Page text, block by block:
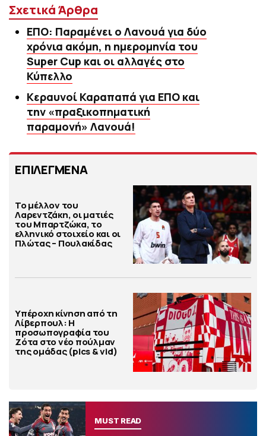
Σχετικά Άρθρα
ΕΠΟ: Παραμένει ο Λανουά για δύο
χρόνια ακόμη, η ημερομηνία του
Super Cup και οι αλλαγές στο
Κύπελλο
Κεραυνοί Καραπαπά για ΕΠΟ και
την «πραξικοπηματική
παραμονή» Λανουά!
ΕΠΙΛΕΓΜΕΝΑ
Το μέλλον του
Λαρεντζάκη, οι ματιές
του Μπαρτζώκα, το
ελληνικό στοιχείο και οι
Πλώτας – Πουλακίδας
Υπέροχη κίνηση από τη
Λίβερπουλ: Η
προσωπογραφία του
Ζότα στο νέο πούλμαν
της ομάδας (pics & vid)
MUST READ